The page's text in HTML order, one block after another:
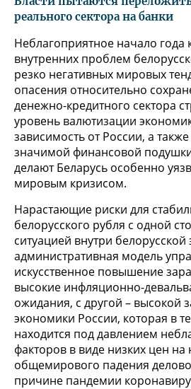
реального сектора на банки
Неблагоприятное начало года
внутренних проблем
резко негативных мировых
опасения относительно
денежно-кредитного сектора
уровень валютизации
зависимость от России, а также
значимой финансовой
делают Беларусь особенно
мировым кризисом.
Нарастающие риски для
белорусского рубля с одной
ситуацией внутри
административная модель
искусственное повышение
высокие инфляционно-
ожидания, с другой – высокой
экономики России, которая в
находится под давлением
факторов в виде низких цен на
общемирового падения
причине пандемии